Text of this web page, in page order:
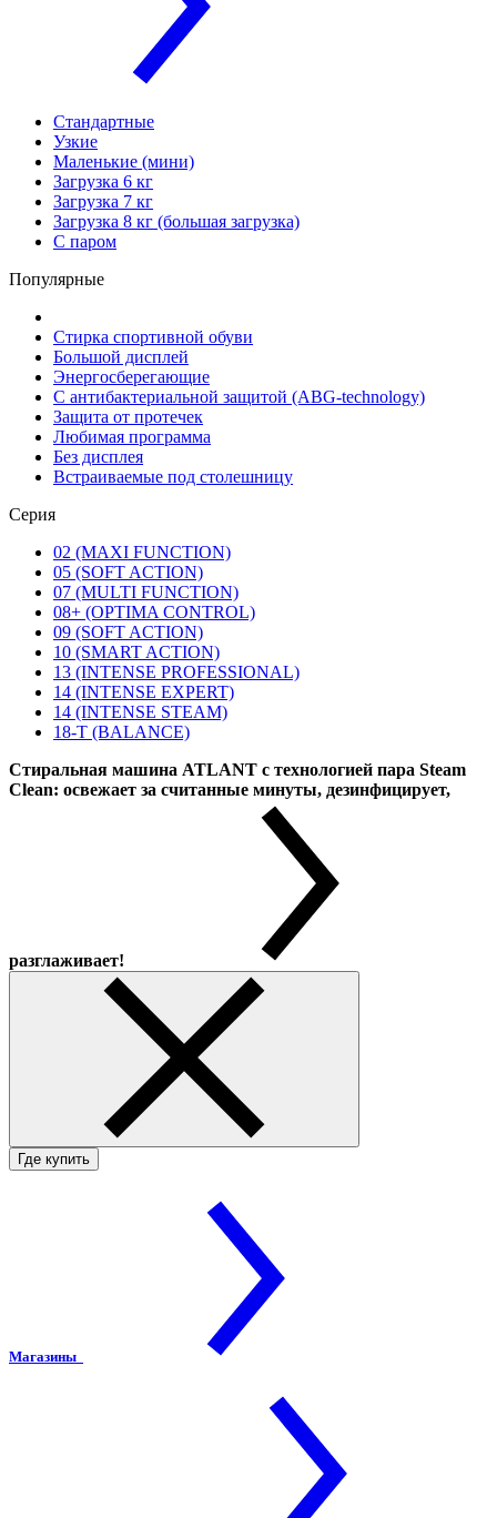
Стандартные
Узкие
Маленькие (мини)
Загрузка 6 кг
Загрузка 7 кг
Загрузка 8 кг (большая загрузка)
С паром
Популярные
Стирка спортивной обуви
Большой дисплей
Энергосберегающие
С антибактериальной защитой (ABG-technology)
Защита от протечек
Любимая программа
Без дисплея
Встраиваемые под столешницу
Серия
02 (MAXI FUNCTION)
05 (SOFT ACTION)
07 (MULTI FUNCTION)
08+ (OPTIMA CONTROL)
09 (SOFT ACTION)
10 (SMART ACTION)
13 (INTENSE PROFESSIONAL)
14 (INTENSE EXPERT)
14 (INTENSE STEAM)
18-T (BALANCE)
Стиральная машина ATLANT с технологией пара Steam
Clean: освежает за считанные минуты, дезинфицирует,
разглаживает!
Где купить
Магазины